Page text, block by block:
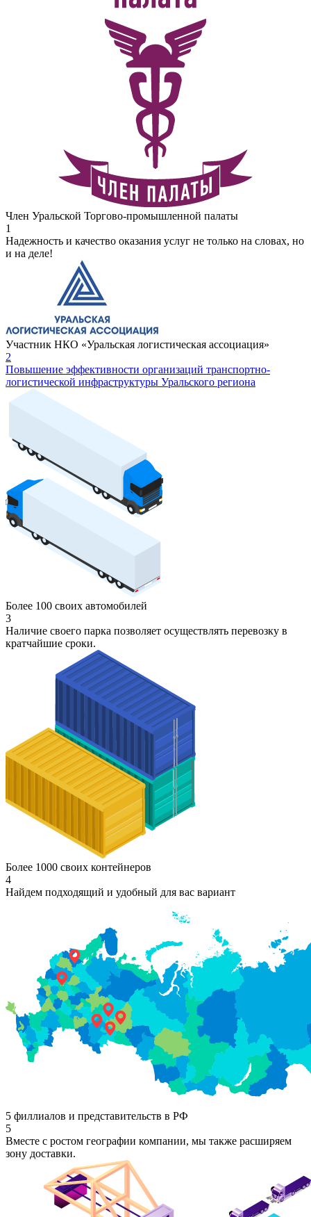
Член Уральской Торгово-промышленной палаты
1
Надежность и качество оказания услуг не только на словах, но
и на деле!
Участник НКО «Уральская логистическая ассоциация»
2
Повышение эффективности организаций транспортно-
логистической инфраструктуры Уральского региона
Более 100 своих автомобилей
3
Наличие своего парка позволяет осуществлять перевозку в
кратчайшие сроки.
Более 1000 своих контейнеров
4
Найдем подходящий и удобный для вас вариант
5 филлиалов и представительств в РФ
5
Вместе с ростом географии компании, мы также расширяем
зону доставки.